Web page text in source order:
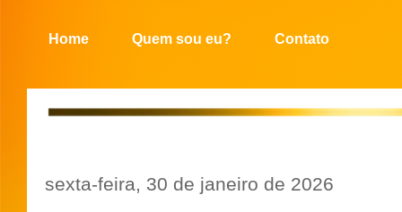
Home Quem sou eu? Contato
sexta-feira, 30 de janeiro de 2026